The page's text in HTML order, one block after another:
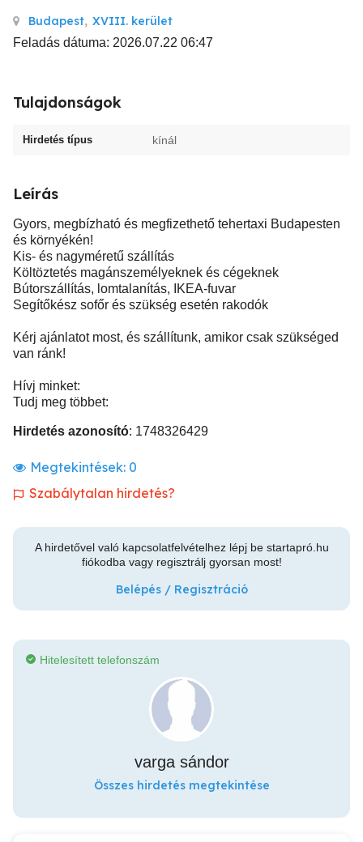
Budapest, XVIII. kerület
Feladás dátuma: 2026.07.22 06:47
Tulajdonságok
Hirdetés típus kínál
Leírás
Gyors, megbízható és megfizethető tehertaxi Budapesten
és környékén!
Kis- és nagyméretű szállítás
Költöztetés magánszemélyeknek és cégeknek
Bútorszállítás, lomtalanítás, IKEA-fuvar
Segítőkész sofőr és szükség esetén rakodók
Kérj ajánlatot most, és szállítunk, amikor csak szükséged
van ránk!
Hívj minket:
Tudj meg többet:
Hirdetés azonosító: 1748326429
Megtekintések: 0
Szabálytalan hirdetés?
A hirdetővel való kapcsolatfelvételhez lépj be startapró.hu
fiókodba vagy regisztrálj gyorsan most!
Belépés / Regisztráció
Hitelesített telefonszám
varga sándor
Összes hirdetés megtekintése